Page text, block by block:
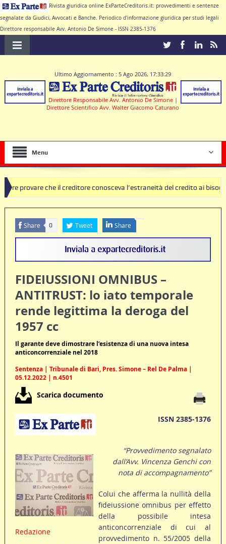
Rivista giuridica online ExParteCreditoris.it: provvedimenti e sentenze
segnalate da Giudici, Avvocati e Banche. Periodico d'informazione giuridica per studi legali
Direttore responsabile Avv. Antonio De Simone - ISSN 2385-1376
Ultimo Aggiornamento : 5 Ago 2026, 17:33:29
Direttore Responsabile Avv. Antonio De Simone |
Direttore Scientifico Avv. Walter Giacomo Caturano
Menu
che il creditore conosceva l’estraneità del credito ai bisogni della
di clausole nulle deve produrre il contratto di conto corrente
Share 0 Tweet Share
FIDEIUSSIONI OMNIBUS –
ANTITRUST: lo iato temporale
rende legittima la deroga del
1957 cc
Il garante deve dimostrare l’esistenza di una nuova intesa
anticoncorrenziale nel 2018
Sentenza | Tribunale di Bari, Pres. Simone – Rel De Palma |
05.12.2022 | n.4501
Scarica documento
ISSN 2385-1376
Redazione
“Provvedimento segnalato
dall’Avv. Vincenza Genchi con
nota di accompagnamento”
Colui che afferma la nullità della
fideiussione omnibus per effetto
della possibile intesa
anticoncorrenziale di cui al
provvedimento n. 55/2005 della